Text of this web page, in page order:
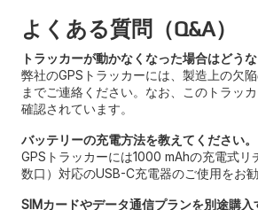
よくある質問（Q&A）
トラッカーが動かなくなった場合はどう
弊社のGPSトラッカーには、製造上の欠
までご連絡ください。なお、このトラッ
確認されています。
バッテリーの充電方法を教えてください。
GPSトラッカーには1000 mAhの充電式
数口）対応のUSB-C充電器のご使用をお勧
SIMカードやデータ通信プランを別途購入